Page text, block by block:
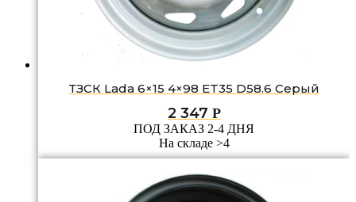
ТЗСК Lada 6×15 4×98 ET35 D58.6 Серый
2 347 Р
ПОД ЗАКАЗ 2-4 ДНЯ
На складе >4